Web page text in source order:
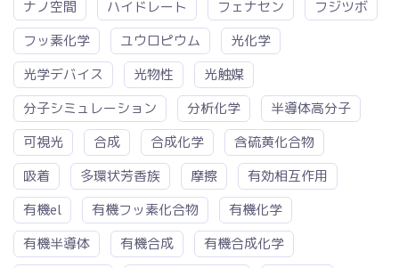
ナノ空間
ハイドレート フェナセン
フジツボ
フッ素化学
ユウロピウム
光化学
光学デバイス
光物性
光触媒
分子シミュレーション
分析化学
半導体高分子
可視光
合成 合成化学
含硫黄化合物
吸着
多環状芳香族 摩擦
有効相互作用
有機el
有機フッ素化合物
有機化学
有機半導体
有機合成
有機合成化学